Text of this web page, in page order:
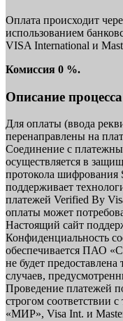
Оплата происходит
использованием
VISA International и
Комиссия 0 %.
Описание
Для оплаты (ввода
перенаправлены на
Соединение с
осуществляется в
протокола шифрования
поддерживает
платежей Verified By
оплаты может
Настоящий сайт
Конфиденциальность
обеспечивается ПАО
не будет
случаев,
Проведение платежей
строгом соответствии
«МИР», Visa Int. и